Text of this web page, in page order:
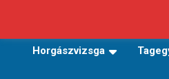
Horgászvizsga